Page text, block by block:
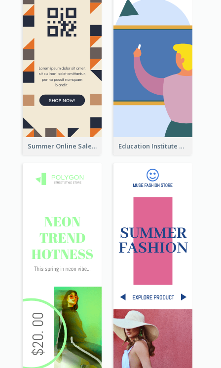
Summer Online Sale Skyscraper Banner Education Institute Registration Wide Skyscraper Banner